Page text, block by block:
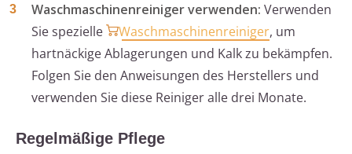
Waschmaschinenreiniger verwenden: Verwenden
Sie spezielle
Waschmaschinenreiniger, um
hartnäckige Ablagerungen und Kalk zu bekämpfen.
Folgen Sie den Anweisungen des Herstellers und
verwenden Sie diese Reiniger alle drei Monate.
Regelmäßige Pflege